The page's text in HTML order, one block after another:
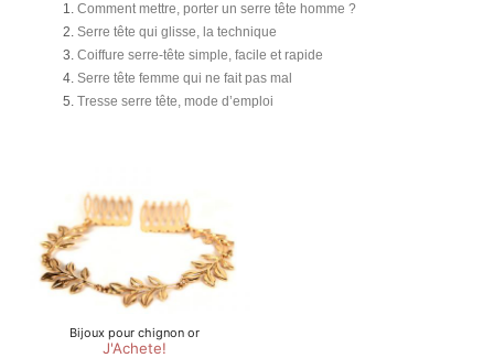
Comment mettre, porter un serre tête homme ?
Serre tête qui glisse, la technique
Coiffure serre-tête simple, facile et rapide
Serre tête femme qui ne fait pas mal
Tresse serre tête, mode d’emploi